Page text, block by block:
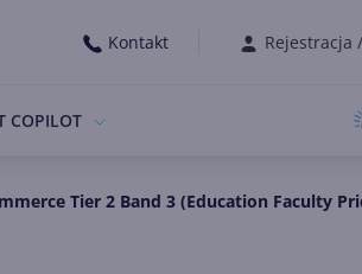
Kontakt Rejestracja /
COPILOT
Tier 2 Band 3 (Education Faculty